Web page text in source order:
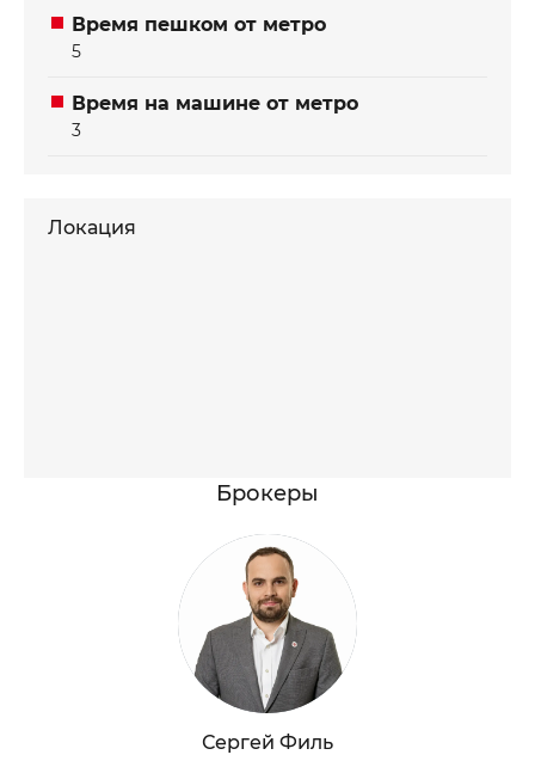
Время пешком от метро
5
Время на машине от метро
3
Локация
Брокеры
Сергей Филь